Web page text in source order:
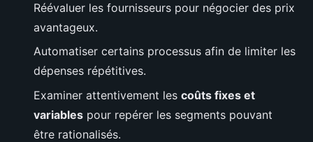
Réévaluer les fournisseurs pour négocier des prix
avantageux.
Automatiser certains processus afin de limiter les
dépenses répétitives.
Examiner attentivement les coûts fixes et
variables pour repérer les segments pouvant
être rationalisés.